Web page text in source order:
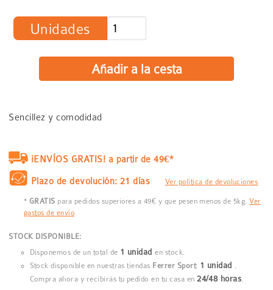
Unidades
Sencillez y comodidad
¡ENVÍOS GRATIS! a partir de 49€*
Plazo de devolución: 21 días Ver política de devoluciones
* GRATIS para pedidos superiores a 49€ y que pesen menos de 5kg.Ver
gastos de envío
STOCK DISPONIBLE:
Disponemos de un total de 1 unidaden stock.
Stock disponible en nuestras tiendas Ferrer Sport: 1 unidad .
Compra ahora y recibirás tu pedido en tu casa en24/48 horas.